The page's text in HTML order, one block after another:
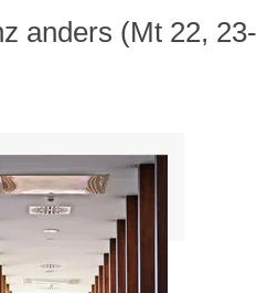
anders (Mt 22, 23-